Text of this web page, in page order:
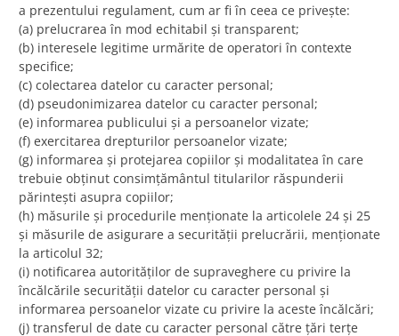
a prezentului regulament, cum ar fi în ceea ce privește:
(a) prelucrarea în mod echitabil și transparent;
(b) interesele legitime urmărite de operatori în contexte
specifice;
(c) colectarea datelor cu caracter personal;
(d) pseudonimizarea datelor cu caracter personal;
(e) informarea publicului și a persoanelor vizate;
(f) exercitarea drepturilor persoanelor vizate;
(g) informarea și protejarea copiilor și modalitatea în care
trebuie obținut consimțământul titularilor răspunderii
părintești asupra copiilor;
(h) măsurile și procedurile menționate la articolele 24 și 25
și măsurile de asigurare a securității prelucrării, menționate
la articolul 32;
(i) notificarea autorităților de supraveghere cu privire la
încălcările securității datelor cu caracter personal și
informarea persoanelor vizate cu privire la aceste încălcări;
(j) transferul de date cu caracter personal către țări terțe